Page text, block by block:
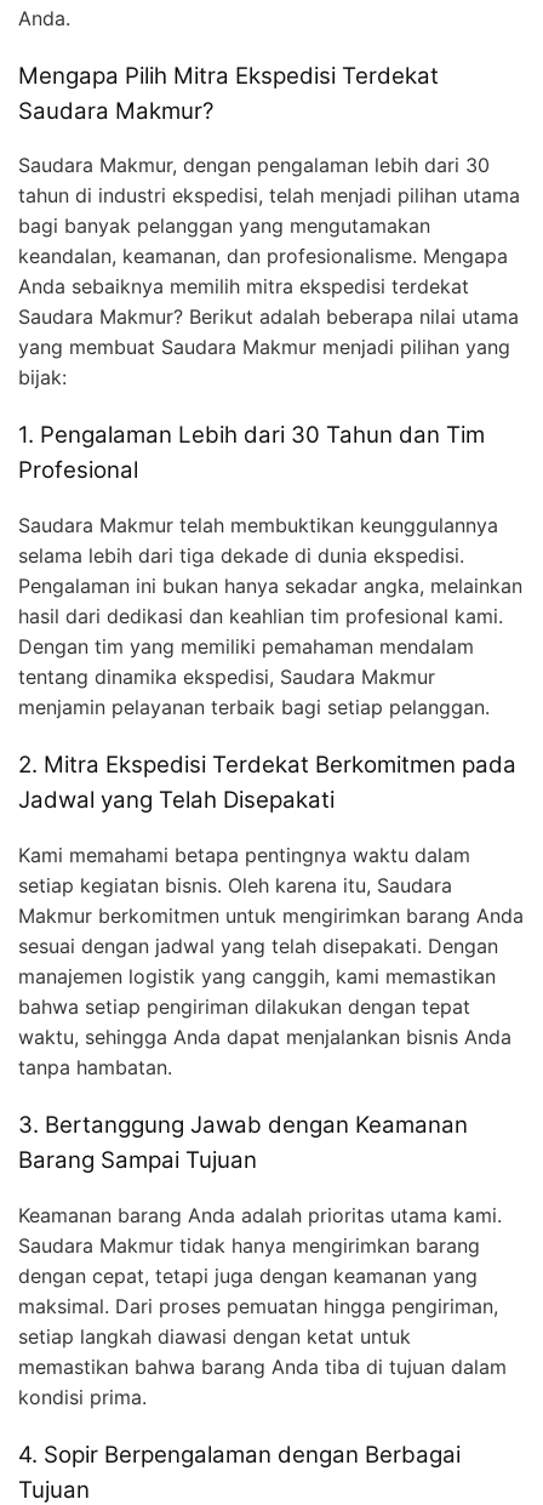
Anda.
Mengapa Pilih Mitra Ekspedisi Terdekat
Saudara Makmur?
Saudara Makmur, dengan pengalaman lebih dari 30
tahun di industri ekspedisi, telah menjadi pilihan utama
bagi banyak pelanggan yang mengutamakan
keandalan, keamanan, dan profesionalisme. Mengapa
Anda sebaiknya memilih mitra ekspedisi terdekat
Saudara Makmur? Berikut adalah beberapa nilai utama
yang membuat Saudara Makmur menjadi pilihan yang
bijak:
1. Pengalaman Lebih dari 30 Tahun dan Tim
Profesional
Saudara Makmur telah membuktikan keunggulannya
selama lebih dari tiga dekade di dunia ekspedisi.
Pengalaman ini bukan hanya sekadar angka, melainkan
hasil dari dedikasi dan keahlian tim profesional kami.
Dengan tim yang memiliki pemahaman mendalam
tentang dinamika ekspedisi, Saudara Makmur
menjamin pelayanan terbaik bagi setiap pelanggan.
2. Mitra Ekspedisi Terdekat Berkomitmen pada
Jadwal yang Telah Disepakati
Kami memahami betapa pentingnya waktu dalam
setiap kegiatan bisnis. Oleh karena itu, Saudara
Makmur berkomitmen untuk mengirimkan barang Anda
sesuai dengan jadwal yang telah disepakati. Dengan
manajemen logistik yang canggih, kami memastikan
bahwa setiap pengiriman dilakukan dengan tepat
waktu, sehingga Anda dapat menjalankan bisnis Anda
tanpa hambatan.
3. Bertanggung Jawab dengan Keamanan
Barang Sampai Tujuan
Keamanan barang Anda adalah prioritas utama kami.
Saudara Makmur tidak hanya mengirimkan barang
dengan cepat, tetapi juga dengan keamanan yang
maksimal. Dari proses pemuatan hingga pengiriman,
setiap langkah diawasi dengan ketat untuk
memastikan bahwa barang Anda tiba di tujuan dalam
kondisi prima.
4. Sopir Berpengalaman dengan Berbagai
Tujuan